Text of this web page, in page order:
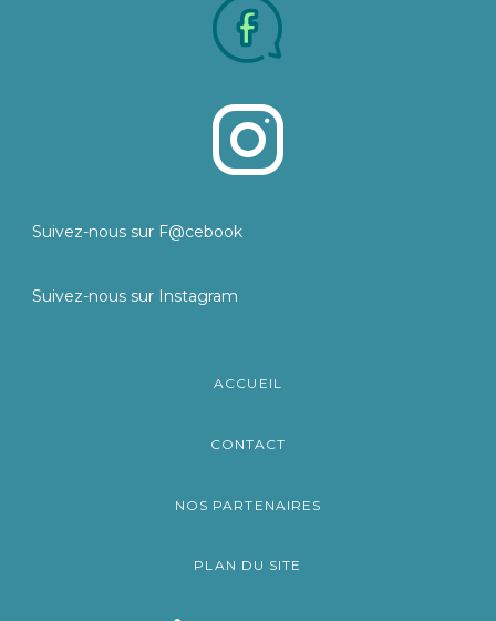
Suivez-nous sur F@cebook
Suivez-nous sur Instagram
ACCUEIL
CONTACT
NOS PARTENAIRES
PLAN DU SITE